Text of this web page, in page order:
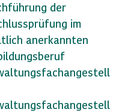
der
im
anerkannten